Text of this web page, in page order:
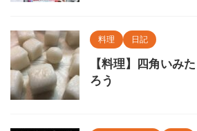
料理 日記
【料理】四角いみ
ろう